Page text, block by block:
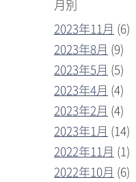
月別
2023年11月 (6)
2023年8月 (9)
2023年5月 (5)
2023年4月 (4)
2023年2月 (4)
2023年1月 (14)
2022年11月 (1)
2022年10月 (6)